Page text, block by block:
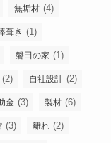
無垢材 (4)
葺き (1)
磐田の家 (1)
(2) 自社設計 (2)
金 (3) 製材 (6)
(3) 離れ (2)